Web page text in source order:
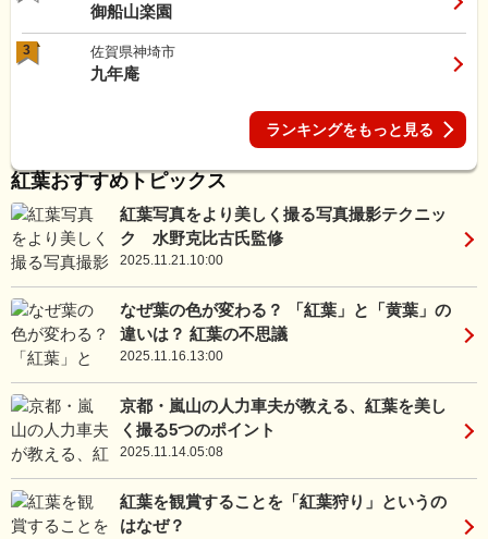
御船山楽園
3 佐賀県神埼市
九年庵
ランキングをもっと見る
紅葉おすすめトピックス
紅葉写真をより美しく撮る写真撮影テクニッ
ク 水野克比古氏監修
2025.11.21.10:00
なぜ葉の色が変わる？ 「紅葉」と「黄葉」の
違いは？ 紅葉の不思議
2025.11.16.13:00
京都・嵐山の人力車夫が教える、紅葉を美し
く撮る5つのポイント
2025.11.14.05:08
紅葉を観賞することを「紅葉狩り」というの
はなぜ？